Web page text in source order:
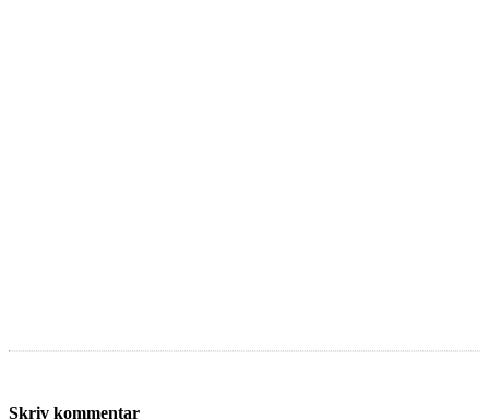
Skriv kommentar